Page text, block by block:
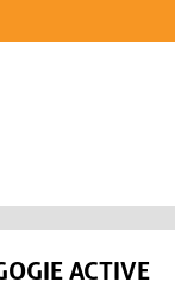
ACTIVE